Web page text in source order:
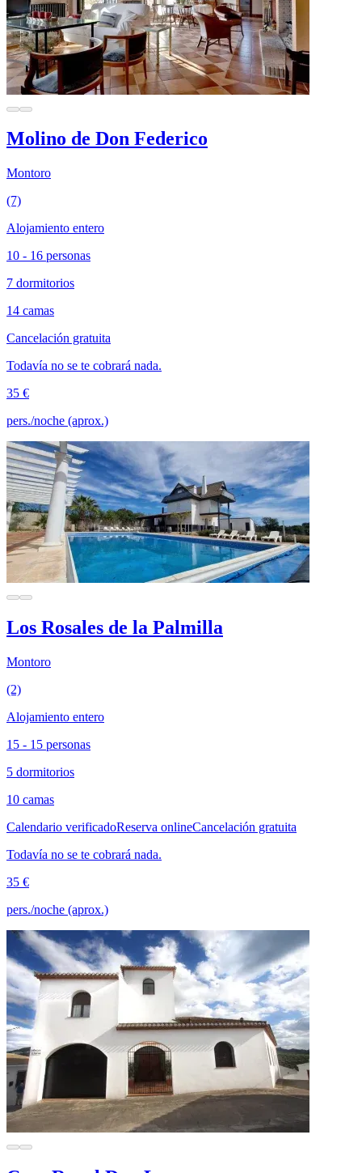
Molino de Don Federico
Montoro
(7)
Alojamiento entero
10 - 16 personas
7 dormitorios
14 camas
Cancelación gratuita
Todavía no se te cobrará nada.
35 €
pers./noche (aprox.)
Los Rosales de la Palmilla
Montoro
(2)
Alojamiento entero
15 - 15 personas
5 dormitorios
10 camas
Calendario verificadoReserva onlineCancelación gratuita
Todavía no se te cobrará nada.
35 €
pers./noche (aprox.)